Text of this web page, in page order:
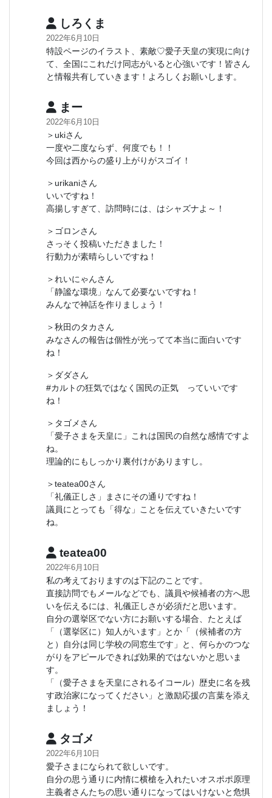
しろくま
2022年6月10日
特設ページのイラスト、素敵♡愛子天皇の実現に向け
て、全国にこれだけ同志がいると心強いです！皆さん
と情報共有していきます！よろしくお願いします。
まー
2022年6月10日
＞ukiさん
一度や二度ならず、何度でも！！
今回は西からの盛り上がりがスゴイ！
＞urikaniさん
いいですね！
高揚しすぎて、訪問時には、はシャズナよ～！
＞ゴロンさん
さっそく投稿いただきました！
行動力が素晴らしいですね！
＞れいにゃんさん
「静謐な環境」なんて必要ないですね！
みんなで神話を作りましょう！
＞秋田のタカさん
みなさんの報告は個性が光ってて本当に面白いです
ね！
＞ダダさん
#カルトの狂気ではなく国民の正気 っていいです
ね！
＞タゴメさん
「愛子さまを天皇に」これは国民の自然な感情ですよ
ね。
理論的にもしっかり裏付けがありますし。
＞teatea00さん
「礼儀正しさ」まさにその通りですね！
議員にとっても「得な」ことを伝えていきたいです
ね。
teatea00
2022年6月10日
私の考えておりますのは下記のことです。
直接訪問でもメールなどでも、議員や候補者の方へ思
いを伝えるには、礼儀正しさが必須だと思います。
自分の選挙区でない方にお願いする場合、たとえば
「（選挙区に）知人がいます」とか「（候補者の方
と）自分は同じ学校の同窓生です」と、何らかのつな
がりをアピールできれば効果的ではないかと思いま
す。
「（愛子さまを天皇にされるイコール）歴史に名を残
す政治家になってください」と激励応援の言葉を添え
ましょう！
タゴメ
2022年6月10日
愛子さまになられて欲しいです。
自分の思う通りに内情に横槍を入れたいオスポポ原理
主義者さんたちの思い通りになってはいけないと危惧